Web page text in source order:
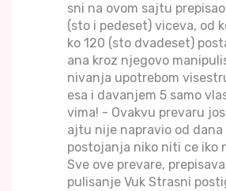
sni na ovom sajtu
(sto i pedeset) viceva, od
ko 120 (sto dvadeset)
ana kroz njegovo
nivanja upotrebom
esa i davanjem 5 samo
vima! - Ovakvu prevaru
ajtu nije napravio od
postojanja niko niti ce iko
Sve ove prevare,
pulisanje Vuk Strasni